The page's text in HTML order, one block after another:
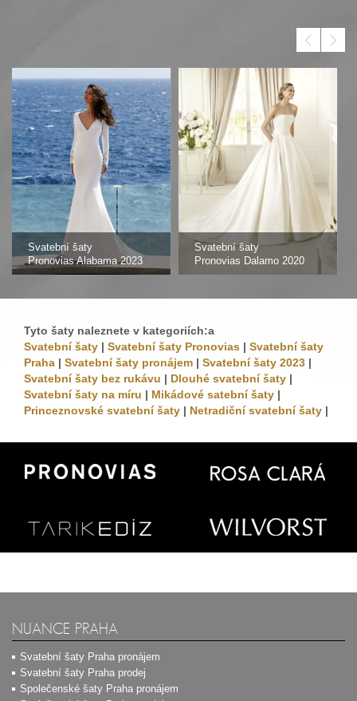
Svatební šaty
Pronovias Alabama 2023
Svatební šaty
Pronovias Dalamo 2020
Tyto šaty naleznete v kategoriích:a
Svatební šaty | Svatební šaty Pronovias | Svatební šaty
Praha | Svatební šaty pronájem | Svatební šaty 2023 |
Svatební šaty bez rukávu | Dlouhé svatební šaty |
Svatební šaty na míru | Mikádové satební šaty |
Princeznovské svatební šaty | Netradiční svatební šaty |
NUANCE PRAHA
Svatební šaty Praha pronájem
Svatební šaty Praha prodej
Společenské šaty Praha pronájem